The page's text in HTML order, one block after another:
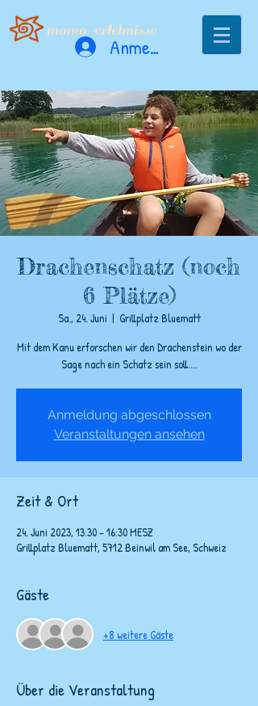
momo-erlebnisse
Anmelden
Drachenschatz (noch
6 Plätze)
Sa., 24. Juni
  |
Grillplatz Bluematt
Mit dem Kanu erforschen wir den Drachenstein wo der
Sage nach ein Schatz sein soll....
Anmeldung abgeschlossen
Veranstaltungen ansehen
Zeit & Ort
24. Juni 2023, 13:30 – 16:30 MESZ
Grillplatz Bluematt, 5712 Beinwil am See, Schweiz
Gäste
+8 weitere Gäste
Über die Veranstaltung